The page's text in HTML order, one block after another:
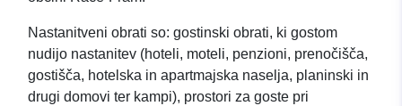
Nastanitveni obrati so: gostinski obrati, ki gostom
nudijo nastanitev (hoteli, moteli, penzioni, prenočišča,
gostišča, hotelska in apartmajska naselja, planinski in
drugi domovi ter kampi), prostori za goste pri